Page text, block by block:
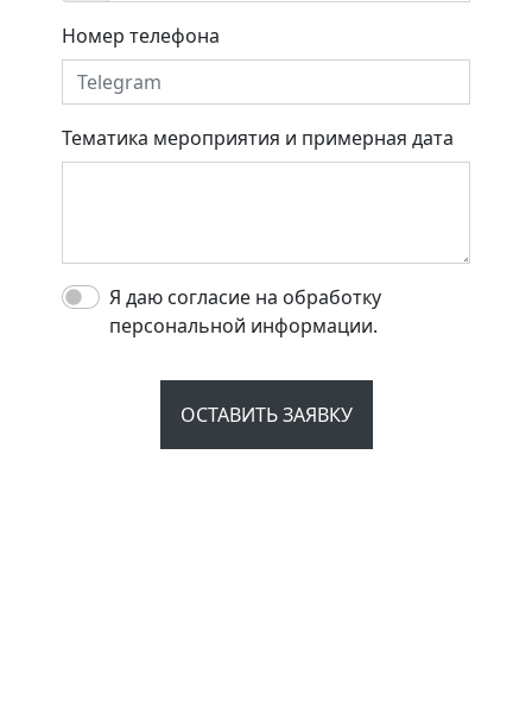
Номер телефона
Тематика мероприятия и примерная дата
Я даю согласие на обработку
персональной информации.
ОСТАВИТЬ ЗАЯВКУ